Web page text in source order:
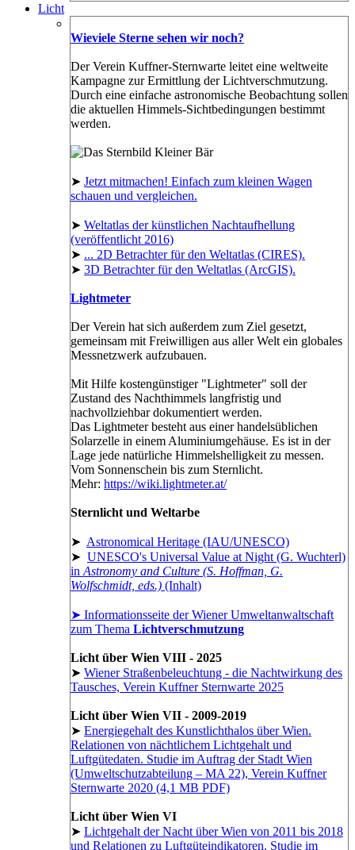
Licht
Wieviele Sterne sehen wir noch?
Der Verein Kuffner-Sternwarte leitet eine weltweite
Kampagne zur Ermittlung der Lichtverschmutzung.
Durch eine einfache astronomische Beobachtung sollen
die aktuellen Himmels-Sichtbedingungen bestimmt
werden.
➤ Jetzt mitmachen! Einfach zum kleinen Wagen
schauen und vergleichen.
➤ Weltatlas der künstlichen Nachtaufhellung
(veröffentlicht 2016)
➤ ... 2D Betrachter für den Weltatlas (CIRES).
➤ 3D Betrachter für den Weltatlas (ArcGIS).
Lightmeter
Der Verein hat sich außerdem zum Ziel gesetzt,
gemeinsam mit Freiwilligen aus aller Welt ein globales
Messnetzwerk aufzubauen.
Mit Hilfe kostengünstiger "Lightmeter" soll der
Zustand des Nachthimmels langfristig und
nachvollziehbar dokumentiert werden.
Das Lightmeter besteht aus einer handelsüblichen
Solarzelle in einem Aluminiumgehäuse. Es ist in der
Lage jede natürliche Himmelshelligkeit zu messen.
Vom Sonnenschein bis zum Sternlicht.
Mehr: https://wiki.lightmeter.at/
Sternlicht und Weltarbe
➤ Astronomical Heritage (IAU/UNESCO)
➤ UNESCO's Universal Value at Night (G. Wuchterl)
in Astronomy and Culture (S. Hoffman, G.
Wolfschmidt, eds.) (Inhalt)
➤ Informationsseite der Wiener Umweltanwaltschaft
zum Thema Lichtverschmutzung
Licht über Wien VIII - 2025
➤ Wiener Straßenbeleuchtung - die Nachtwirkung des
Tausches, Verein Kuffner Sternwarte 2025
Licht über Wien VII - 2009-2019
➤ Energiegehalt des Kunstlichthalos über Wien.
Relationen von nächtlichem Lichtgehalt und
Luftgütedaten. Studie im Auftrag der Stadt Wien
(Umweltschutzabteilung – MA 22), Verein Kuffner
Sternwarte 2020 (4,1 MB PDF)
Licht über Wien VI
➤ Lichtgehalt der Nacht über Wien von 2011 bis 2018
und Relationen zu Luftgüteindikatoren. Studie im